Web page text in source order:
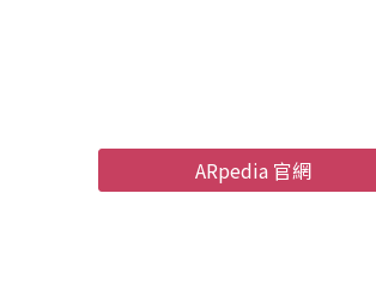
ARpedia 官網